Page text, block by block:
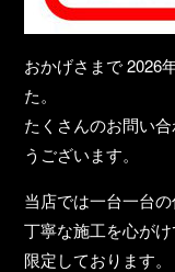
おかげさまで2026
た。
たくさんのお問い
うございます。
当店では一台一台の
丁寧な施工を心が
限定しております。